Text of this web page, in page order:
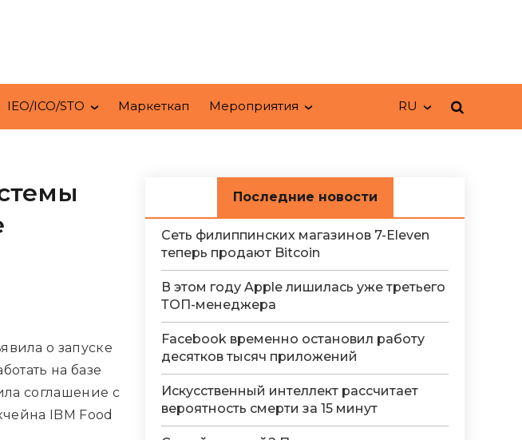
IEO/ICO/STO Маркеткап Мероприятия RU
о запуске
на базе
соглашение с
IBM Food
Последние новости
Сеть филиппинских магазинов 7-Eleven
теперь продают Bitcoin
В этом году Apple лишилась уже третьего
ТОП-менеджера
Facebook временно остановил работу
десятков тысяч приложений
Искусственный интеллект рассчитает
вероятность смерти за 15 минут